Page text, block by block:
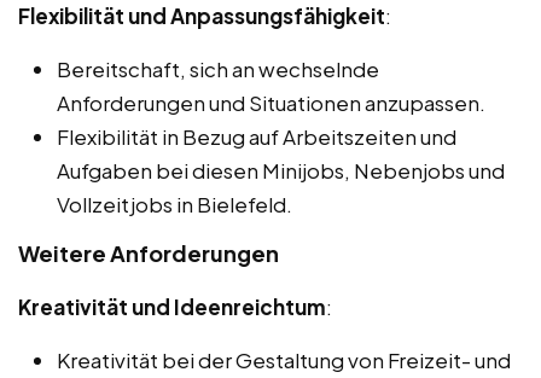
Flexibilität und Anpassungsfähigkeit:
Bereitschaft, sich an wechselnde
Anforderungen und Situationen anzupassen.
Flexibilität in Bezug auf Arbeitszeiten und
Aufgaben bei diesen Minijobs, Nebenjobs und
Vollzeitjobs in Bielefeld.
Weitere Anforderungen
Kreativität und Ideenreichtum:
Kreativität bei der Gestaltung von Freizeit- und